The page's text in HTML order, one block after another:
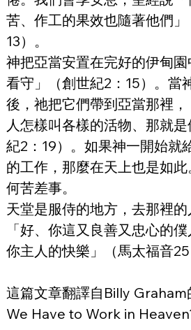
苦、作工的果效也隨著他們」
13）。
神把亞當安置在完好的伊甸
看守」（創世紀2：15）。當
後，祂把它們帶到亞當那裡
人怎樣叫各樣的活物、那就
紀2：19）。如果神一開始就
的工作，那麼在天上也是如
何苦差事。
天堂是服侍的地方，去那裡的
「好、你這又良善又忠心的
你主人的快樂」（馬太福音25
這篇文章翻譯自Billy
We Have to Work in